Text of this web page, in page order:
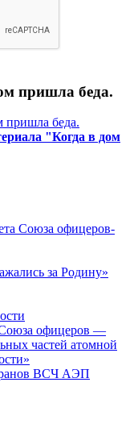
пришла беда.
пришла беда.
"Когда в дом
Союза офицеров-
за Родину»
офицеров —
частей атомной
ВСЧ АЭП